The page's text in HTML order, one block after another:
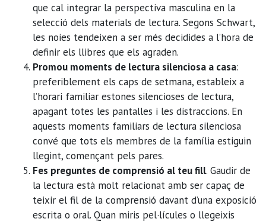
que cal integrar la perspectiva masculina en la
selecció dels materials de lectura. Segons Schwart,
les noies tendeixen a ser més decidides a l’hora de
definir els llibres que els agraden.
Promou moments de lectura silenciosa a casa:
preferiblement els caps de setmana, estableix a
l’horari familiar estones silencioses de lectura,
apagant totes les pantalles i les distraccions. En
aquests moments familiars de lectura silenciosa
convé que tots els membres de la família estiguin
llegint, començant pels pares.
Fes preguntes de comprensió al teu fill. Gaudir de
la lectura està molt relacionat amb ser capaç de
teixir el fil de la comprensió davant d’una exposició
escrita o oral. Quan miris pel·lícules o llegeixis